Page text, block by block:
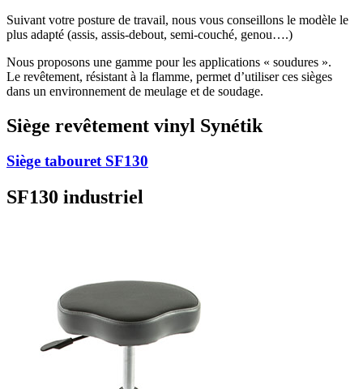
Suivant votre posture de travail, nous vous conseillons le modèle le
plus adapté (assis, assis-debout, semi-couché, genou….)
Nous proposons une gamme pour les applications « soudures ».
Le revêtement, résistant à la flamme, permet d’utiliser ces sièges
dans un environnement de meulage et de soudage.
Siège revêtement vinyl Synétik
Siège tabouret SF130
SF130 industriel